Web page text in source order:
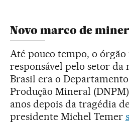
Novo marco de
Até pouco tempo, o órgão
responsável pelo setor da
Brasil era o
Produção Mineral
anos depois da tragédia
presidente Michel Temer